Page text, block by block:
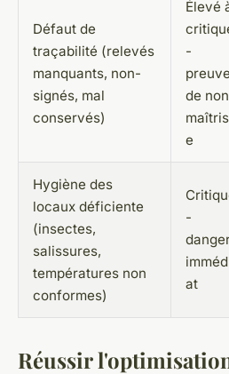
Défaut de
traçabilité (relevés
manquants, non-
signés, mal
conservés)
Élevé
-
preuve
de
maîtris
e
Hygiène des
locaux déficiente
(insectes,
salissures,
températures non
conformes)
-
at
Réussir